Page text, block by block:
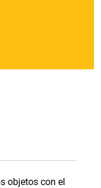
objetos con el